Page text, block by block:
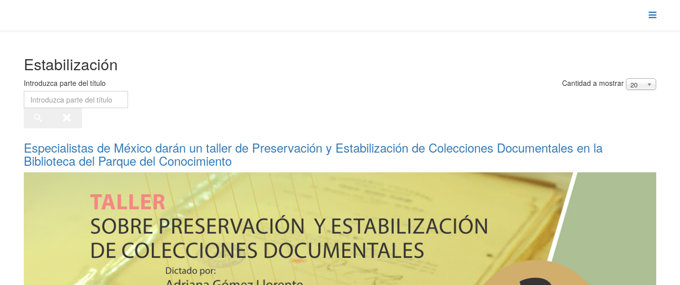
Estabilización
Introduzca parte del título Cantidad a mostrar 20
Especialistas de México darán un taller de Preservación y Estabilización de Colecciones Documentales en la
Biblioteca del Parque del Conocimiento